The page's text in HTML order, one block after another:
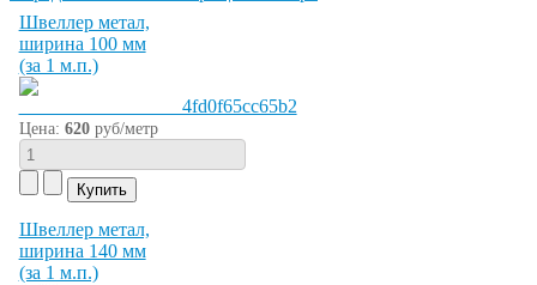
Швеллер метал,
ширина 100 мм
(за 1 м.п.)
Цена: 620руб/метр
Швеллер метал,
ширина 140 мм
(за 1 м.п.)